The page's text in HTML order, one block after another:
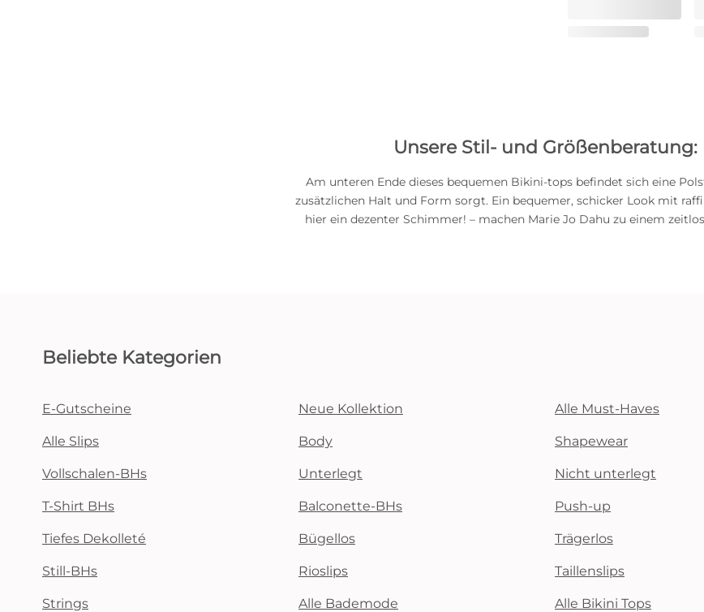
Unsere Stil- und Größenberatung:
Am unteren Ende dieses bequemen Bikini-tops befindet sich eine
zusätzlichen Halt und Form sorgt. Ein bequemer, schicker Look mit
hier ein dezenter Schimmer! – machen Marie Jo Dahu zu einem
Beliebte Kategorien
E-Gutscheine Neue Kollektion Alle Must-Haves
Alle Slips Body Shapewear
Vollschalen-BHs Unterlegt Nicht unterlegt
T-Shirt BHs Balconette-BHs Push-up
Tiefes Dekolleté Bügellos Trägerlos
Still-BHs Rioslips Taillenslips
Strings Alle Bademode Alle Bikini Tops